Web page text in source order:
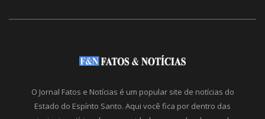
O Jornal Fatos e Notícias é um popular site de notícias do
Estado do Espírito Santo. Aqui você fica por dentro das